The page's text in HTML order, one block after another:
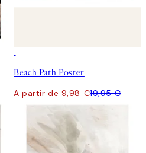
Beach Path Poster
A partir de 9,98 €19,95 €